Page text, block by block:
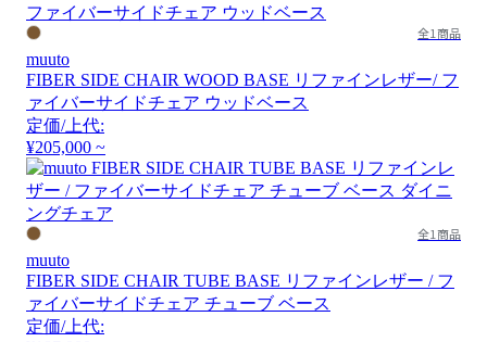
全1商品
muuto
FIBER SIDE CHAIR WOOD BASE リファインレザー/ フ
ァイバーサイドチェア ウッドベース
定価/上代:
¥205,000 ~
全1商品
muuto
FIBER SIDE CHAIR TUBE BASE リファインレザー / フ
ァイバーサイドチェア チューブ ベース
定価/上代: